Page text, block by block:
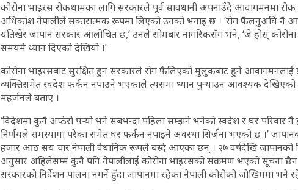
कोरोना भाइरस रोकथामका लागि सरकारले पूर्व सावधानी अपनाउँदै आवागमनमा रोक
अधिकांश नेपालीले सकारात्मक रूपमा लिएको उनको भनाइ छ । ‘रोग फैलनुअघि नै
यतिखेर जापान सरकार आलोचित छ,’ उनले सोमबार नागरिकसँग भने, ‘जे होस्
समयमै ध्यान दिएको देखियो ।’
कोरोना भाइरसबाट सुरक्षित हुन सरकारले रोग फैलिएको मुलुकबाट हुने आवागमनलाई
व्यक्तिसमेत स्वदेश फर्कन नपाउने भएकाले त्यसमा ध्यान पुर्‍याउन आवश्यक देखिएको
महर्जनले बताए ।
‘विदेशमा कुनै अप्ठेरो पर्‍यो भने सबभन्दा पहिला सम्झने भनेको स्वदेश र घर परिवार
निर्णयले समस्यामा परेका समेत घर फर्कन नपाइने अवस्था सिर्जना भएको छ ।’
हजार आठ सय चार नेपाली वैधानिक रूपले बस्दै आएका छन् । २७ वर्षदेखि
अनुसार अहिलेसम्म कुनै पनि नेपालीलाई कोरोना भाइरसको संक्रमण भएको सूचना छैन
सरकारको निर्देशन पालना नगर्ने हुँदा जापानमा रहेका नेपाली कोरोको जोखिममा भने